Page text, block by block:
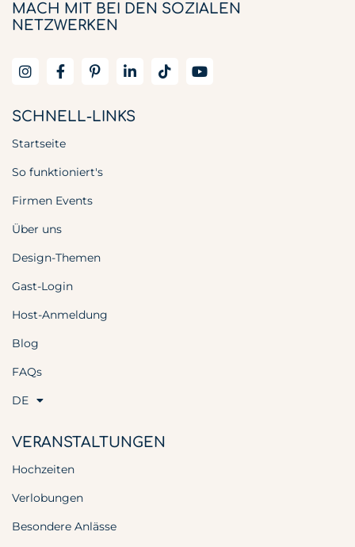
MACH MIT BEI DEN SOZIALEN
NETZWERKEN
SCHNELL-LINKS
Startseite
So funktioniert's
Firmen Events
Über uns
Design-Themen
Gast-Login
Host-Anmeldung
Blog
FAQs
DE
VERANSTALTUNGEN
Hochzeiten
Verlobungen
Besondere Anlässe